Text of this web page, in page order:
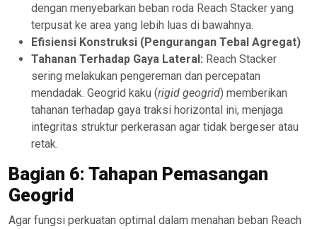
dengan menyebarkan beban roda Reach Stacker yang
terpusat ke area yang lebih luas di bawahnya.
Efisiensi Konstruksi (Pengurangan Tebal Agregat)
Tahanan Terhadap Gaya Lateral: Reach Stacker
sering melakukan pengereman dan percepatan
mendadak. Geogrid kaku (rigid geogrid) memberikan
tahanan terhadap gaya traksi horizontal ini, menjaga
integritas struktur perkerasan agar tidak bergeser atau
retak.
Bagian 6: Tahapan Pemasangan
Geogrid
Agar fungsi perkuatan optimal dalam menahan beban Reach